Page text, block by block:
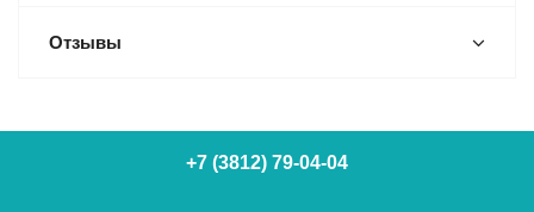
Отзывы
+7 (3812) 79-04-04